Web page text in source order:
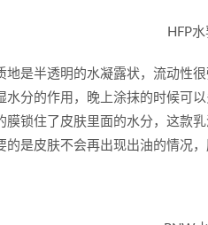
地是半透明的水凝露状，流动性
水分的作用，晚上涂抹的时候可
锁住了皮肤里面的水分，这款
的是皮肤不会再出现出油的情况